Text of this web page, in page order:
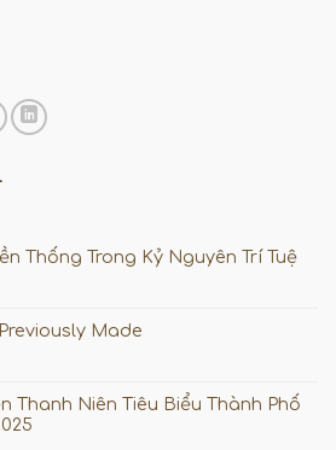
Thống Trong Kỷ Nguyên Trí Tuệ
Made
Thanh Niên Tiêu Biểu Thành Phố